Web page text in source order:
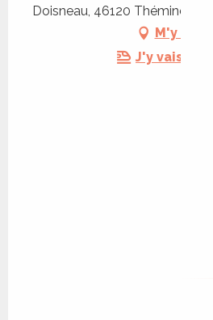
Doisneau, 46120 Théminettes
M'y
J'y vais en